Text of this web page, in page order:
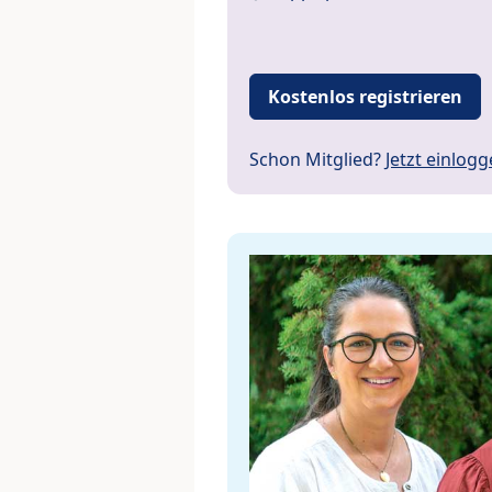
Kostenlos registrieren
Schon Mitglied? Jetzt